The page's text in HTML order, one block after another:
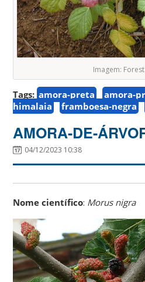
Imagem:
Tags: amora-preta
amora-
himalaia
framboesa-negra
AMORA-DE-
04/12/2023 10:38
Nome científico: Morus nigra